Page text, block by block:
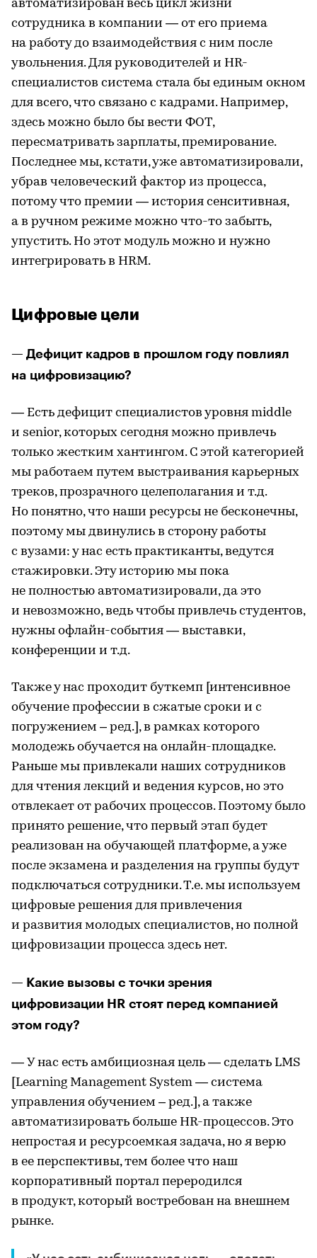
автоматизирован весь цикл жизни
сотрудника в компании — от его приема
на работу до взаимодействия с ним после
увольнения. Для руководителей и HR-
специалистов система стала бы единым окном
для всего, что связано с кадрами. Например,
здесь можно было бы вести ФОТ,
пересматривать зарплаты, премирование.
Последнее мы, кстати, уже автоматизировали,
убрав человеческий фактор из процесса,
потому что премии — история сенситивная,
а в ручном режиме можно что-то забыть,
упустить. Но этот модуль можно и нужно
интегрировать в HRМ.
Цифровые цели
— Дефицит кадров в прошлом году повлиял
на цифровизацию?
— Есть дефицит специалистов уровня middle
и senior, которых сегодня можно привлечь
только жестким хантингом. С этой категорией
мы работаем путем выстраивания карьерных
треков, прозрачного целеполагания и т.д.
Но понятно, что наши ресурсы не бесконечны,
поэтому мы двинулись в сторону работы
с вузами: у нас есть практиканты, ведутся
стажировки. Эту историю мы пока
не полностью автоматизировали, да это
и невозможно, ведь чтобы привлечь студентов,
нужны офлайн-события — выставки,
конференции и т.д.
Также у нас проходит буткемп [интенсивное
обучение профессии в сжатые сроки и с
погружением – ред.], в рамках которого
молодежь обучается на онлайн-площадке.
Раньше мы привлекали наших сотрудников
для чтения лекций и ведения курсов, но это
отвлекает от рабочих процессов. Поэтому было
принято решение, что первый этап будет
реализован на обучающей платформе, а уже
после экзамена и разделения на группы будут
подключаться сотрудники. Т.е. мы используем
цифровые решения для привлечения
и развития молодых специалистов, но полной
цифровизации процесса здесь нет.
— Какие вызовы с точки зрения
цифровизации HR стоят перед компанией
этом году?
— У нас есть амбициозная цель — сделать LMS
[Learning Management System — система
управления обучением – ред.], а также
автоматизировать больше HR-процессов. Это
непростая и ресурсоемкая задача, но я верю
в ее перспективы, тем более что наш
корпоративный портал переродился
в продукт, который востребован на внешнем
рынке.